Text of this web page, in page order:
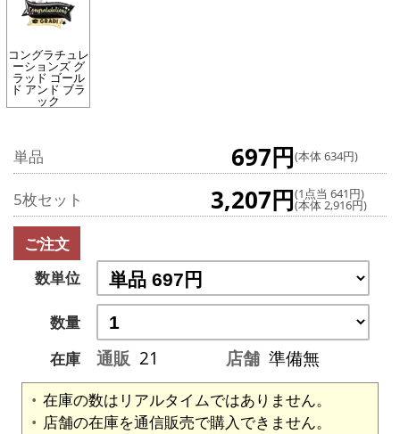
コングラチュレ
ーションズ グ
ラッド ゴール
ド アンド ブラ
ック
単品 697円(本体 634円)
5枚セット 3,207円(1点当 641円)
(本体 2,916円)
ご注文
数単位
数量
在庫
通販 21 店舗 準備無
在庫の数はリアルタイムではありません。
店舗の在庫を通信販売で購入できません。